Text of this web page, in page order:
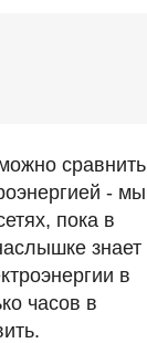
сравнить
- мы
пока в
знает
в
часов в